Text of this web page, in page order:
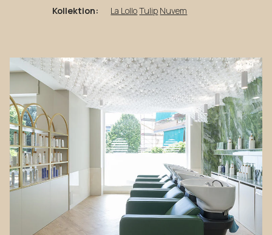
Kollektion: La LolloTulip Nuvem